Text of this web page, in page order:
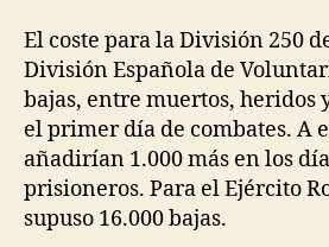
El coste para la División 250
División Española de
bajas, entre muertos, heridos
el primer día de combates. A
añadirían 1.000 más en los
prisioneros. Para el Ejército
supuso 16.000 bajas.